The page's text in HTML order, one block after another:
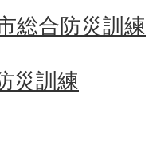
総合防災訓練
災訓練